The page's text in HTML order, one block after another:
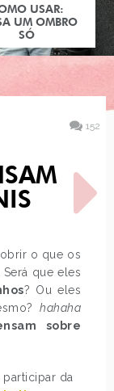
USAR:
UM OMBRO
SÓ
152
o que os
que eles
? Ou eles
hahaha
sobre
da
POST
DIA: UNHAS DE